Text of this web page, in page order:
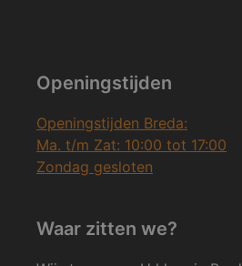
Openingstijden
Openingstijden Breda:
Ma. t/m Zat: 10:00 tot 17:00
Zondag gesloten
Waar zitten we?